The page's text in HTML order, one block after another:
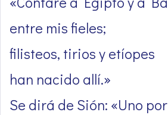
entre mis fieles;
filisteos, tirios y etíopes
han nacido allí.»
Se dirá de Sión: «Uno